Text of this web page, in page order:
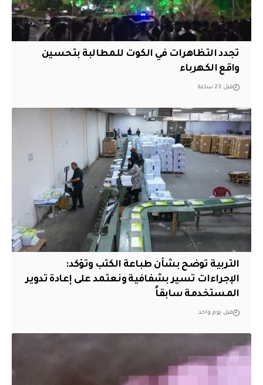
تجدد التظاهرات في الكوت للمطالبة بتحسين
واقع الكهرباء
قبل 23 ساعة
التربية توضح بشأن طباعة الكتب وتؤكد:
الإجراءات تسير بشفافية ونعتمد على إعادة تدوير
المستخدمة سابقاً
قبل يوم واحد